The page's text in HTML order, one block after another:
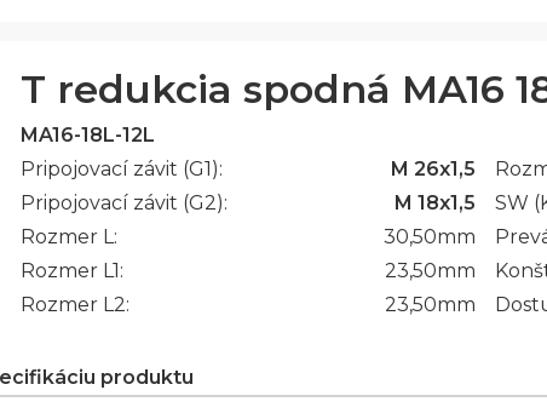
T redukcia spodná MA16
MA16-18L-12L
Pripojovací závit (G1):
M 26x1,5
Pripojovací závit (G2):
M 18x1,5
Rozmer L:
30,50mm
Rozmer L1:
23,50mm
Rozmer L2:
23,50mm
SW
produktu